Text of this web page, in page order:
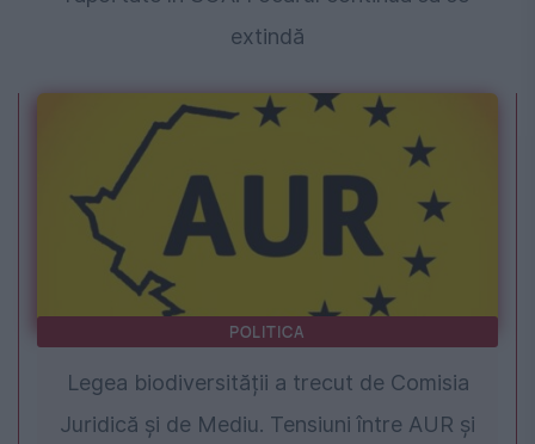
extindă
POLITICA
Legea biodiversității a trecut de Comisia
Juridică și de Mediu. Tensiuni între AUR și